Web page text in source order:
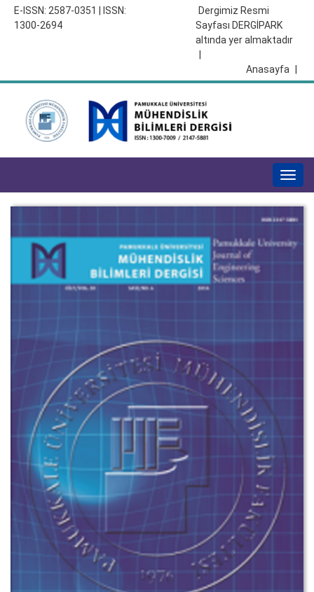
E-ISSN: 2587-0351 | ISSN:
1300-2694
Dergimiz Resmi
Sayfası DERGİPARK
altında yer almaktadır
Anasayfa